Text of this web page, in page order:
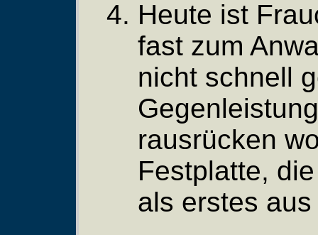
Heute ist
fast zum
nicht schnell
rausrücken
Festplatte,
als erstes